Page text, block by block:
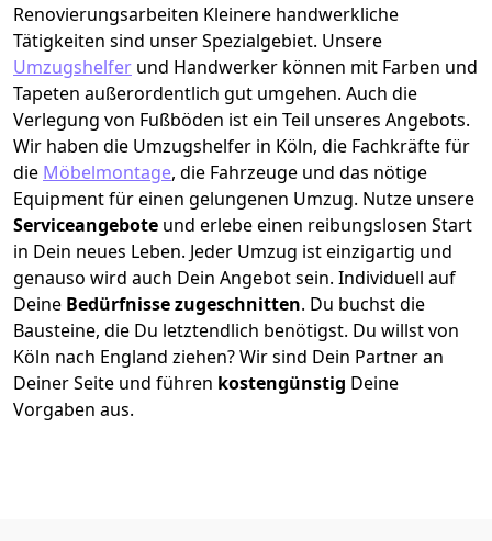
Renovierungsarbeiten Kleinere handwerkliche
Tätigkeiten sind unser Spezialgebiet. Unsere
Umzugshelfer und Handwerker können mit Farben und
Tapeten außerordentlich gut umgehen. Auch die
Verlegung von Fußböden ist ein Teil unseres Angebots.
Wir haben die Umzugshelfer in Köln, die Fachkräfte für
die Möbelmontage, die Fahrzeuge und das nötige
Equipment für einen gelungenen Umzug. Nutze unsere
Serviceangebote und erlebe einen reibungslosen Start
in Dein neues Leben. Jeder Umzug ist einzigartig und
genauso wird auch Dein Angebot sein. Individuell auf
Deine Bedürfnisse zugeschnitten. Du buchst die
Bausteine, die Du letztendlich benötigst. Du willst von
Köln nach England ziehen? Wir sind Dein Partner an
Deiner Seite und führen kostengünstig Deine
Vorgaben aus.